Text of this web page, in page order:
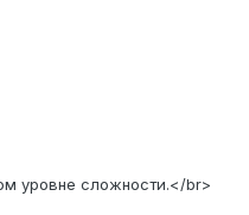
уровне сложности.</br>